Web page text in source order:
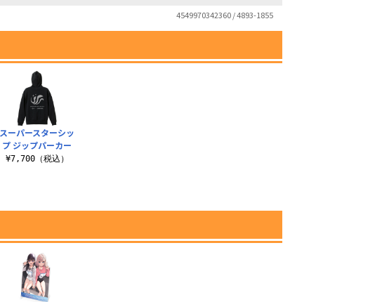
4549970342360 / 4893-1855
スーパースターシッ
プ ジップパーカー
¥7,700（税込）